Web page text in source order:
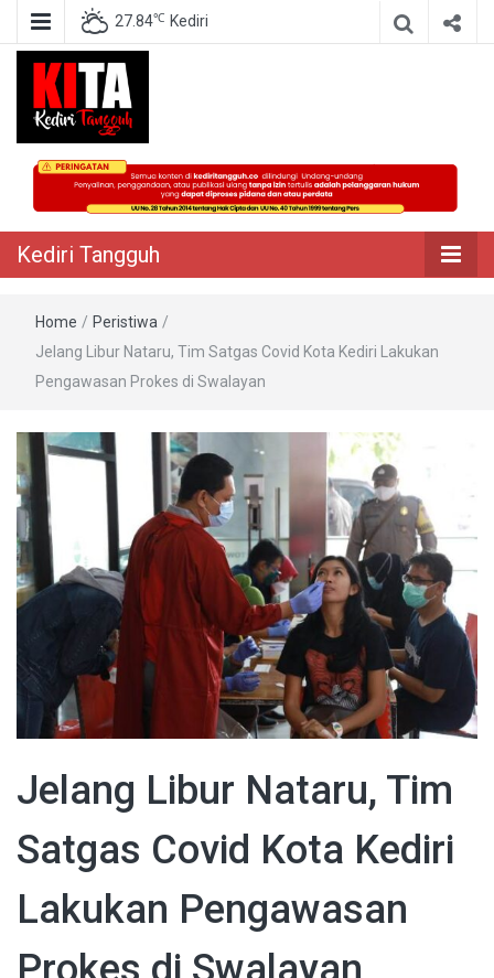
27.84℃ Kediri
Kediri Tangguh
Berita Akurat Terpercaya
Kediri Tangguh
Home / Peristiwa /
Jelang Libur Nataru, Tim Satgas Covid Kota Kediri Lakukan
Pengawasan Prokes di Swalayan
Jelang Libur Nataru, Tim
Satgas Covid Kota Kediri
Lakukan Pengawasan